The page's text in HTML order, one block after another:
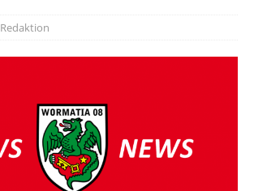
Redaktion